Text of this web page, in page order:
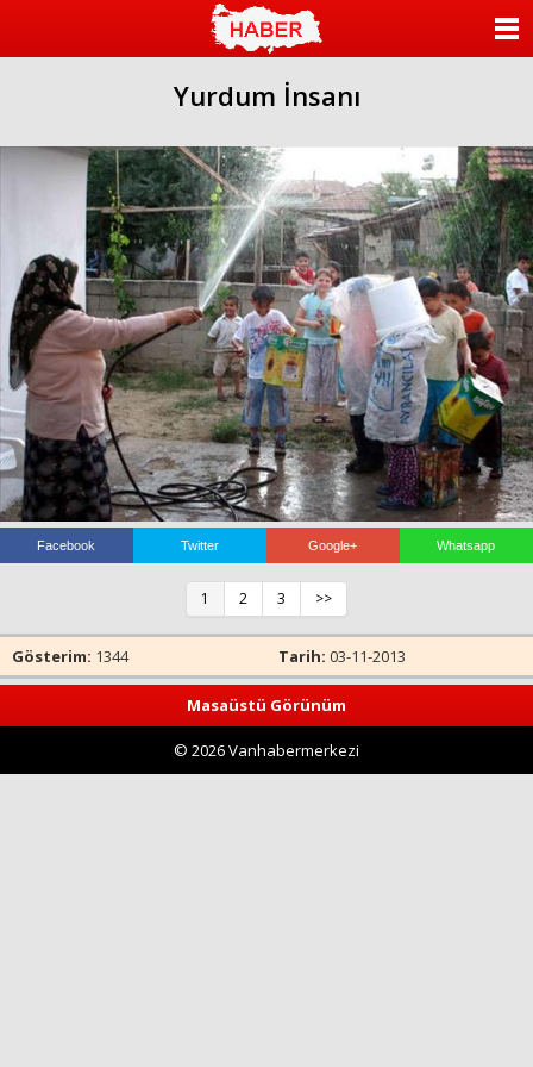
Yurdum İnsanı
Facebook Twitter Google+ Whatsapp
1 2 3 >>
Gösterim: 1344 Tarih: 03-11-2013
Masaüstü Görünüm
© 2026 Vanhabermerkezi
ANKETLER
FOTO GALERİ
VİDEO GALERİ
KÜNYE
İLETİŞİM